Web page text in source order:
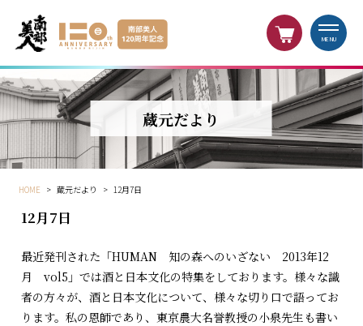
MENU
蔵元だより
HOME > 蔵元だより > 12月7日
12月7日
最近発刊された「HUMAN 知の森へのいざない 2013年12
月 vol5」では酒と日本文化の特集をしております。様々な識
者の方々が、酒と日本文化について、様々な切り口で語ってお
ります。私の恩師であり、東京農大名誉教授の小泉先生も書い